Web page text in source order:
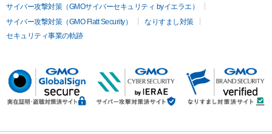
サイバー攻撃対策（GMOサイバーセキュリティ byイエラエ）
サイバー攻撃対策（GMO Flatt Security）
なりすまし対策
セキュリティ事業の軌跡